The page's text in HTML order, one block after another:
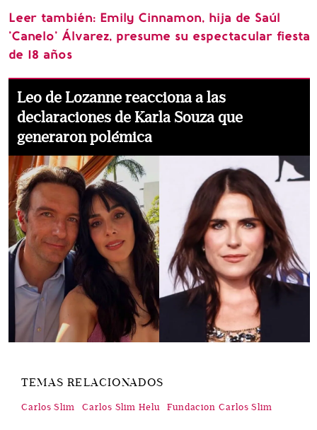
Leer también: Emily Cinnamon, hija de Saúl
'Canelo' Álvarez, presume su espectacular fiesta
de 18 años
Leo de Lozanne reacciona a las
declaraciones de Karla Souza que
generaron polémica
TEMAS RELACIONADOS
Carlos Slim Carlos Slim Helu Fundacion Carlos Slim